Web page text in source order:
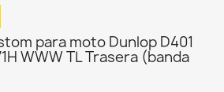
para moto Dunlop D401
WWW TL Trasera (banda